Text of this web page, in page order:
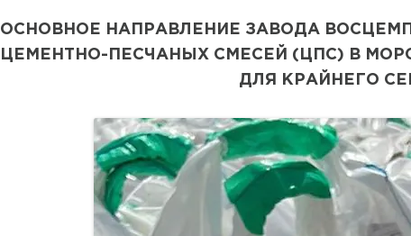
ОСНОВНОЕ НАПРАВЛЕНИЕ ЗАВОДА
ЦЕМЕНТНО-ПЕСЧАНЫХ СМЕСЕЙ (ЦПС) В
ДЛЯ КРАЙНЕГО